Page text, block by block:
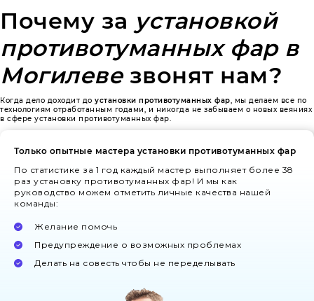
Почему за установкой
противотуманных фар в
Могилевезвонят нам?
Когда дело доходит до установки противотуманных фар , мы делаем все по
технологиям отработанным годами, и никогда не забываем о новых веяниях
в сфере установки противотуманных фар.
Только опытные мастера установки противотуманных фар
По статистике за 1 год каждый мастер выполняет более 38
раз установку противотуманных фар! И мы как
руководство можем отметить личные качества нашей
команды:
Желание помочь
Предупреждение о возможных проблемах
Делать на совесть чтобы не переделывать